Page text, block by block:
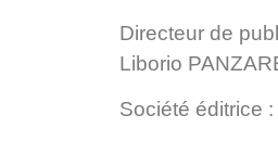
Directeur de
Liborio
Société éditrice :